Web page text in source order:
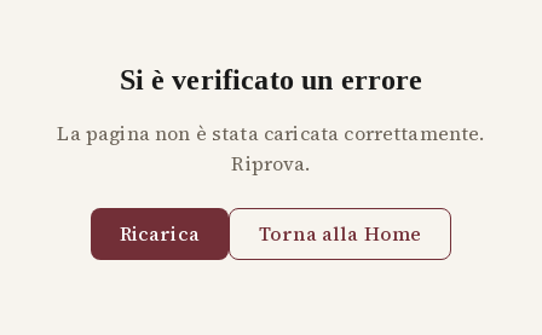
Si è verificato un errore
La pagina non è stata caricata correttamente.
Riprova.
Ricarica Torna alla Home